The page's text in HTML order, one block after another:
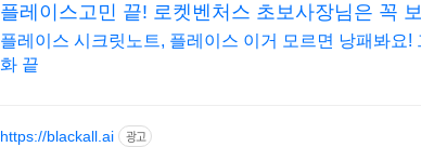
플레이스고민 끝! 로켓벤처스 초보사장님은 꼭
플레이스 시크릿노트, 플레이스 이거 모르면 낭패봐요!
화 끝
https://blackall.ai 광고